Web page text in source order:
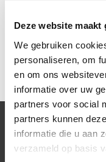
Deze website
We gebruiken
personaliseren, om
en om ons
informatie over uw
partners voor social
partners kunnen
informatie die u aan
verzameld op basis
Lederland